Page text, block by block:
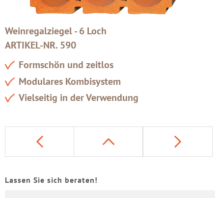
Weinregalziegel - 6 Loch
ARTIKEL-NR. 590
Formschön und zeitlos
Modulares Kombisystem
Vielseitig in der Verwendung
Lassen Sie sich beraten!